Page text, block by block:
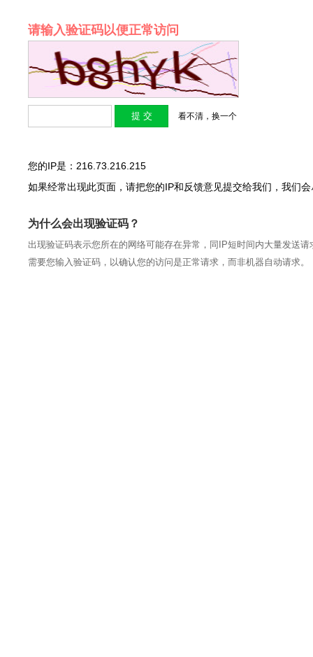
请输入验证码以便正常访问
看不清，换一个
您的IP是：216.73.216.215
如果经常出现此页面，请把您的IP和反馈意见提交给我们，我们
为什么会出现验证码？
出现验证码表示您所在的网络可能存在异常，同IP短时间内大量发送
需要您输入验证码，以确认您的访问是正常请求，而非机器自动请求。